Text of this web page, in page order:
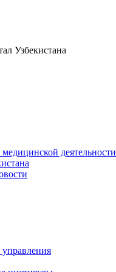
деятельности